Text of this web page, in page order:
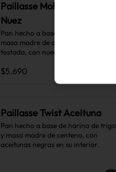
Paillasse Molde Higo y
Nuez
Pan hecho a base de harina de trigo,
masa madre de centeno y malta
tostada, con nueces e higos secos en
$5.690
Paillasse Twist Aceituna
Pan hecho a base de harina de trigo
y masa madre de centeno, con
aceitunas negras en su interior.